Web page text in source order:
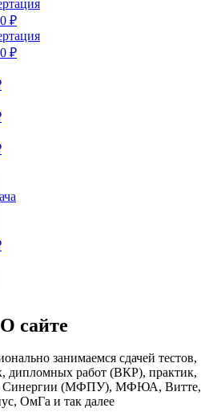
₽
₽
О сайте
занимаемся сдачей тестов,
дипломных работ (ВКР), практик,
Синергии (МФПУ), МФЮА, Витте,
ОмГа и так далее